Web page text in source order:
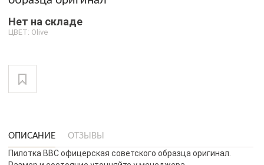
Нет на складе
ЦВЕТ: Olive
ОПИСАНИЕ ОТЗЫВЫ
Пилотка ВВС офицерская советского образца оригинал.